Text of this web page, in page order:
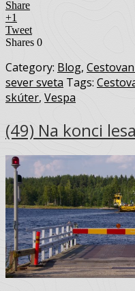
Share
+1
Tweet
Shares 0
Category: Blog,
sever sveta Tags:
skúter, Vespa
(49) Na konci lesa